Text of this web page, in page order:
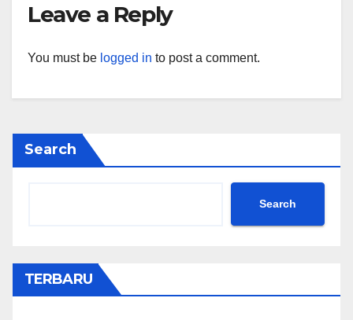
Leave a Reply
You must be logged in to post a comment.
Search
Search
TERBARU